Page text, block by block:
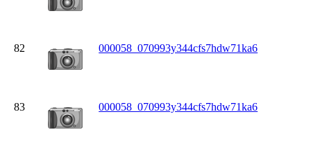
82 000058_070993y344cfs7hdw71ka6
83 000058_070993y344cfs7hdw71ka6